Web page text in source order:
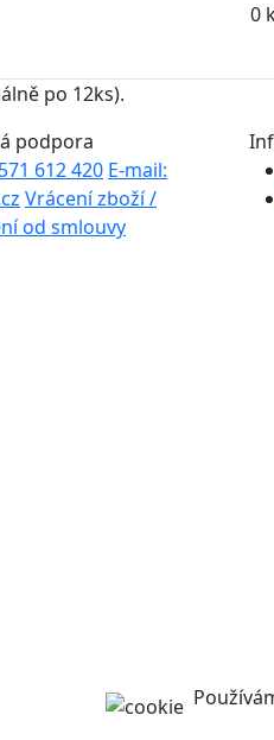
0
po 12ks).
podpora
612 420 E-mail:
Vrácení zboží /
od smlouvy